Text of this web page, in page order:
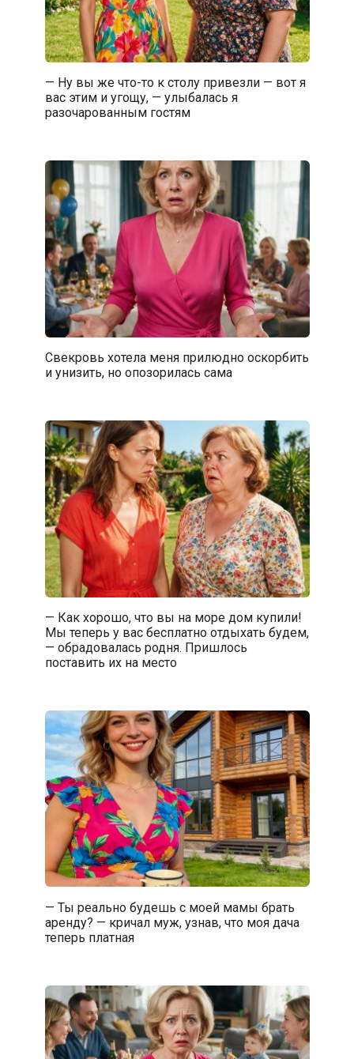
— Ну вы же что-то к столу привезли — вот я
вас этим и угощу, — улыбалась я
разочарованным гостям
Свекровь хотела меня прилюдно оскорбить
и унизить, но опозорилась сама
— Как хорошо, что вы на море дом купили!
Мы теперь у вас бесплатно отдыхать будем,
— обрадовалась родня. Пришлось
поставить их на место
— Ты реально будешь с моей мамы брать
аренду? — кричал муж, узнав, что моя дача
теперь платная